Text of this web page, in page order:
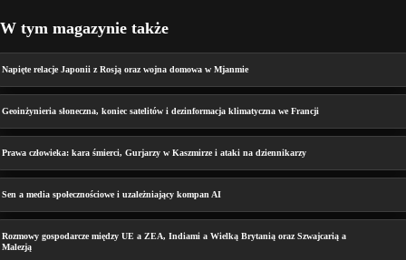
W tym magazynie także
Napięte relacje Japonii z Rosją oraz wojna domowa w Mjanmie
Geoinżynieria słoneczna, koniec satelitów i dezinformacja klimatyczna we Francji
Prawa człowieka: kara śmierci, Gurjarzy w Kaszmirze i ataki na dziennikarzy
Sen a media społecznościowe i uzależniający kompan AI
Rozmowy gospodarcze między UE a ZEA, Indiami a Wielką Brytanią oraz Szwajcarią a
Malezją